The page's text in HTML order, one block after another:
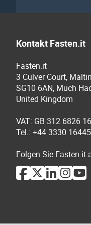
Kontakt Fasten.it
Fasten.it
3 Culver Court,
SG10 6AN, Much
United Kingdom
VAT: GB 312 6826 16
Tel.: +44 3330
Folgen Sie Fasten.it